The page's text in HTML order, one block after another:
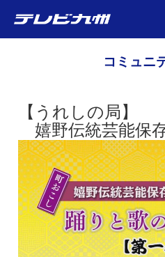
コミュニ
【うれしの局】
嬉野伝統芸能保